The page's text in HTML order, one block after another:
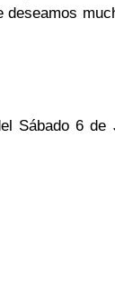
Sábado 6